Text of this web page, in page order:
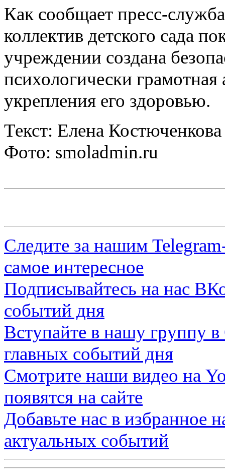
Как сообщает пресс-
коллектив детского сада
учреждении создана
психологически
укрепления его здоровью.
Текст: Елена Костюченкова
Фото: smoladmin.ru
Следите за нашим
самое интересное
Подписывайтесь на нас
событий дня
Вступайте в нашу группу в
главных событий дня
Смотрите наши видео на
появятся на сайте
Добавьте нас в избранное
актуальных событий